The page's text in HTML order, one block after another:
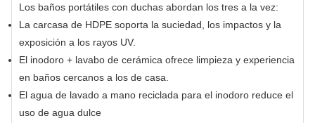
Los baños portátiles con duchas abordan los tres a la vez:
La carcasa de HDPE soporta la suciedad, los impactos y la
exposición a los rayos UV.
El inodoro + lavabo de cerámica ofrece limpieza y experiencia
en baños cercanos a los de casa.
El agua de lavado a mano reciclada para el inodoro reduce el
uso de agua dulce